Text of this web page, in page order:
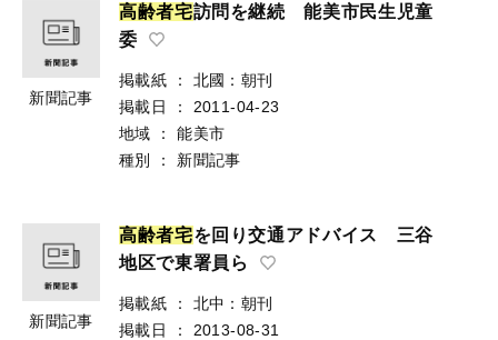
新聞記事
高齢者宅訪問を継続 能美市民生児童
委
掲載紙 ：
北國：朝刊
掲載日
：
2011-04-23
地域
：
能美市
種別
： 新聞記事
新聞記事
高齢者宅を回り交通アドバイス 三谷
地区で東署員ら
掲載紙 ：
北中：朝刊
掲載日
：
2013-08-31